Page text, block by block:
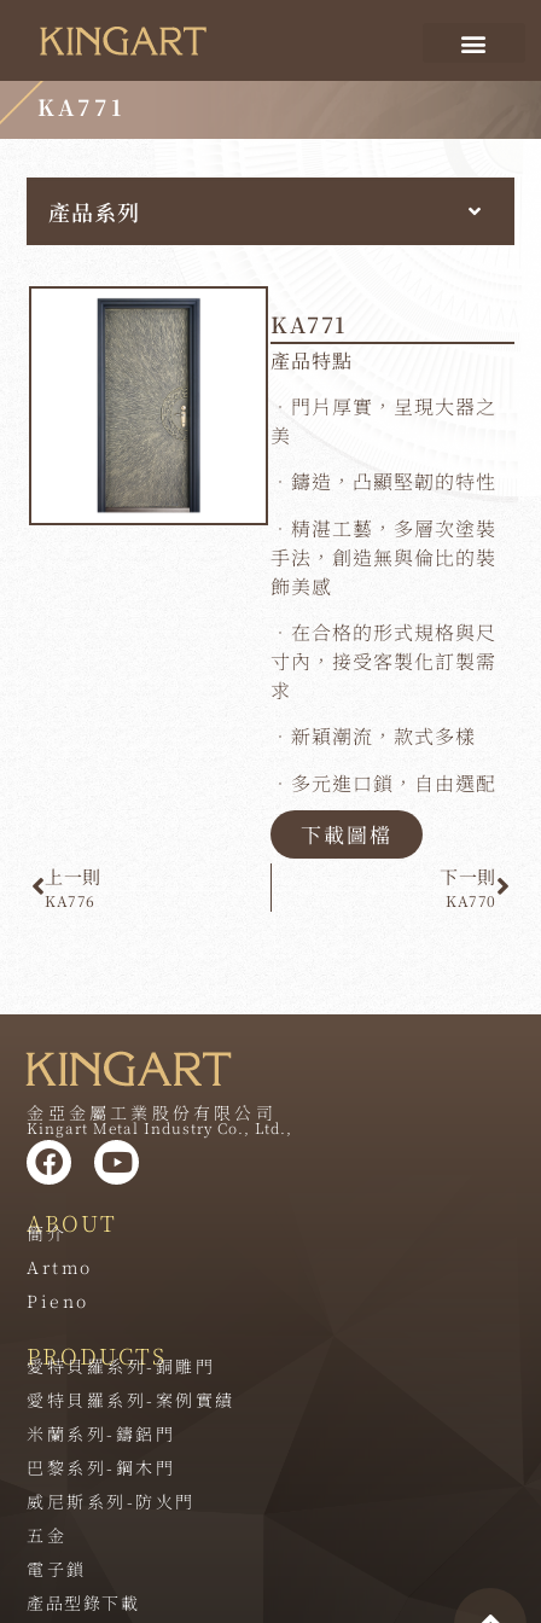
KA771
產品系列
KA771
產品特點
．門片厚實，呈現大器之
美
．鑄造，凸顯堅韌的特性
．精湛工藝，多層次塗裝
手法，創造無與倫比的裝
飾美感
．在合格的形式規格與尺
寸內，接受客製化訂製需
求
．新穎潮流，款式多樣
．多元進口鎖，自由選配
下載圖檔
上一則
KA776
下一則
KA770
金亞金屬工業股份有限公司
Kingart Metal Industry Co., Ltd.,
ABOUT
簡介
Artmo
Pieno
PRODUCTS
愛特貝羅系列-銅雕門
愛特貝羅系列-案例實績
米蘭系列-鑄鋁門
巴黎系列-鋼木門
威尼斯系列-防火門
五金
電子鎖
產品型錄下載